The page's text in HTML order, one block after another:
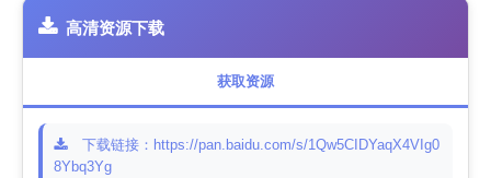
高清资源下载
获取资源
下载链接：https://pan.baidu.com/s/1Qw5CIDYaqX4VIg0
8Ybq3Yg